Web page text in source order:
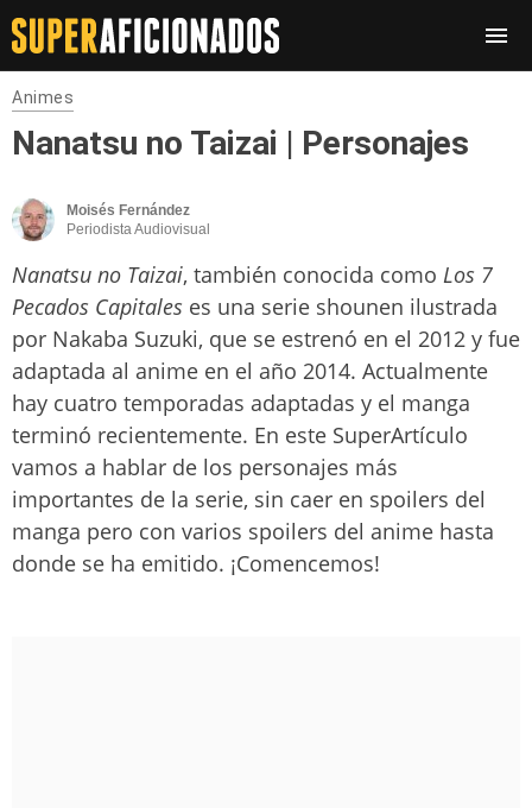
Animes
Nanatsu no Taizai | Personajes
Moisés Fernández
Periodista Audiovisual
Nanatsu no Taizai, también conocida como Los 7
Pecados Capitales es una serie shounen ilustrada
por Nakaba Suzuki, que se estrenó en el 2012 y fue
adaptada al anime en el año 2014. Actualmente
hay cuatro temporadas adaptadas y el manga
terminó recientemente. En este SuperArtículo
vamos a hablar de los personajes más
importantes de la serie, sin caer en spoilers del
manga pero con varios spoilers del anime hasta
donde se ha emitido. ¡Comencemos!